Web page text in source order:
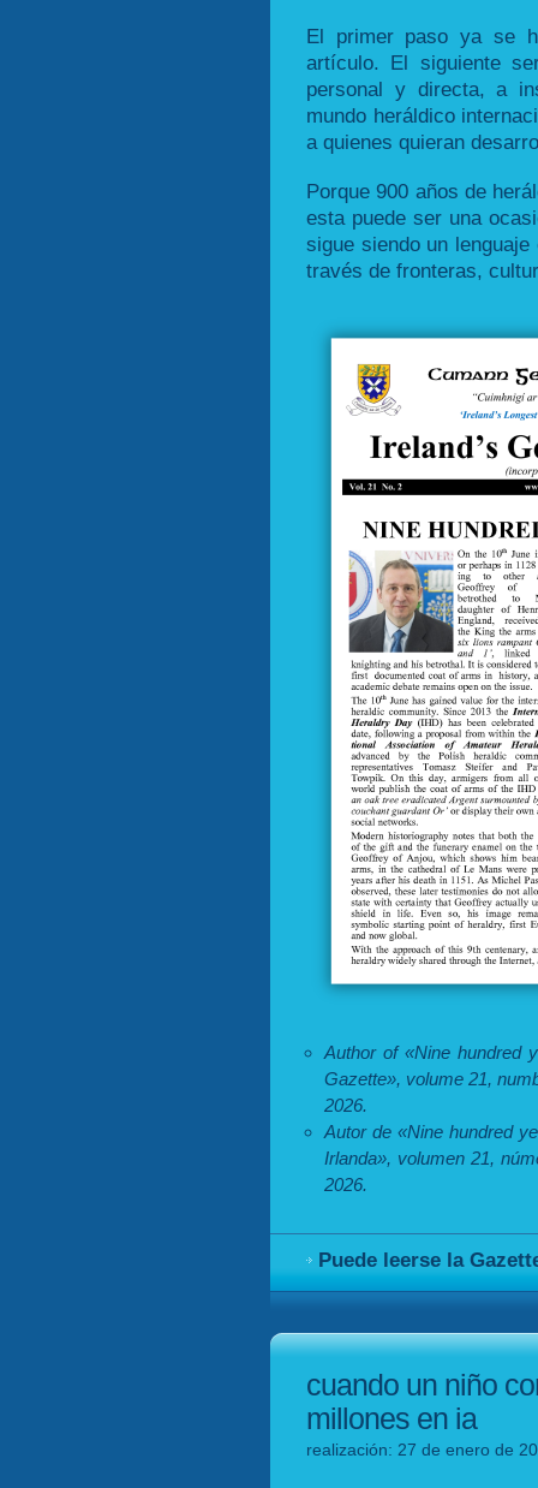
El primer paso ya se
artículo. El siguiente
personal y directa, a
mundo heráldico
a quienes quieran
Porque 900 años de
esta puede ser una
sigue siendo un
través de fronteras,
Author of «Nine hundred
Gazette», volume 21,
2026.
Autor de «Nine hundred
Irlanda», volumen 21,
2026.
Puede leerse la
cuando un niño
millones en ia
realización: 27 de enero de